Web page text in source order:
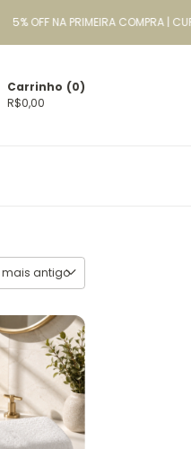
5% OFF NA PRIMEIRA COMPRA |
Carrinho (0)
R$0,00